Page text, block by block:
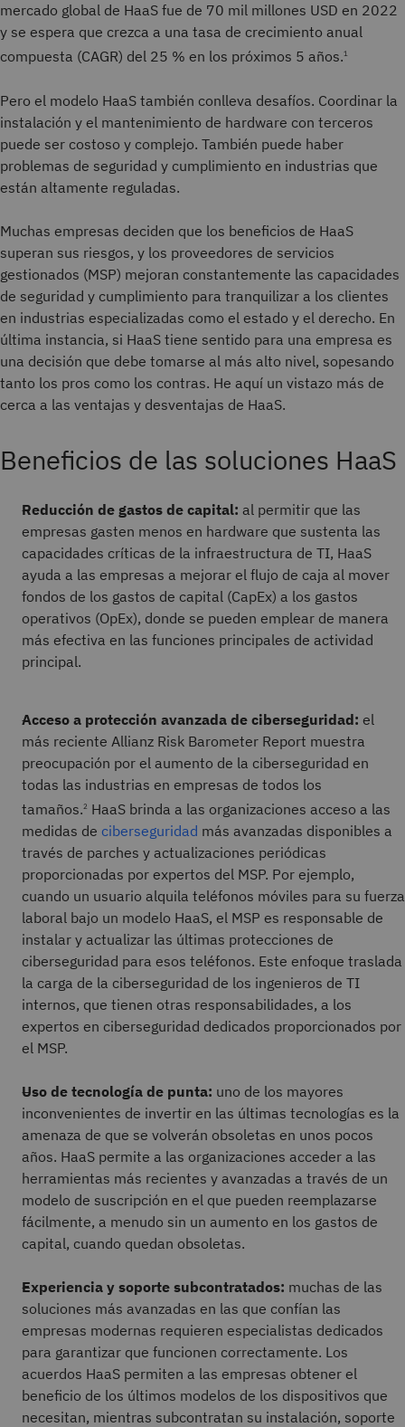
mercado global de HaaS fue de 70 mil millones USD en 2022
y se espera que crezca a una tasa de crecimiento anual
compuesta (CAGR) del 25 % en los próximos 5 años.1
Pero el modelo HaaS también conlleva desafíos. Coordinar la
instalación y el mantenimiento de hardware con terceros
puede ser costoso y complejo. También puede haber
problemas de seguridad y cumplimiento en industrias que
están altamente reguladas.
Muchas empresas deciden que los beneficios de HaaS
superan sus riesgos, y los proveedores de servicios
gestionados (MSP) mejoran constantemente las capacidades
de seguridad y cumplimiento para tranquilizar a los clientes
en industrias especializadas como el estado y el derecho. En
última instancia, si HaaS tiene sentido para una empresa es
una decisión que debe tomarse al más alto nivel, sopesando
tanto los pros como los contras. He aquí un vistazo más de
cerca a las ventajas y desventajas de HaaS.
Beneficios de las soluciones HaaS
Reducción de gastos de capital: al permitir que las
empresas gasten menos en hardware que sustenta las
capacidades críticas de la infraestructura de TI, HaaS
ayuda a las empresas a mejorar el flujo de caja al mover
fondos de los gastos de capital (CapEx) a los gastos
operativos (OpEx), donde se pueden emplear de manera
más efectiva en las funciones principales de actividad
principal.
Acceso a protección avanzada de ciberseguridad: el
más reciente Allianz Risk Barometer Report muestra
preocupación por el aumento de la ciberseguridad en
todas las industrias en empresas de todos los
tamaños.2 HaaS brinda a las organizaciones acceso a las
medidas de ciberseguridad más avanzadas disponibles a
través de parches y actualizaciones periódicas
proporcionadas por expertos del MSP. Por ejemplo,
cuando un usuario alquila teléfonos móviles para su fuerza
laboral bajo un modelo HaaS, el MSP es responsable de
instalar y actualizar las últimas protecciones de
ciberseguridad para esos teléfonos. Este enfoque traslada
la carga de la ciberseguridad de los ingenieros de TI
internos, que tienen otras responsabilidades, a los
expertos en ciberseguridad dedicados proporcionados por
el MSP.
Uso de tecnología de punta: uno de los mayores
inconvenientes de invertir en las últimas tecnologías es la
amenaza de que se volverán obsoletas en unos pocos
años. HaaS permite a las organizaciones acceder a las
herramientas más recientes y avanzadas a través de un
modelo de suscripción en el que pueden reemplazarse
fácilmente, a menudo sin un aumento en los gastos de
capital, cuando quedan obsoletas.
Experiencia y soporte subcontratados: muchas de las
soluciones más avanzadas en las que confían las
empresas modernas requieren especialistas dedicados
para garantizar que funcionen correctamente. Los
acuerdos HaaS permiten a las empresas obtener el
beneficio de los últimos modelos de los dispositivos que
necesitan, mientras subcontratan su instalación, soporte